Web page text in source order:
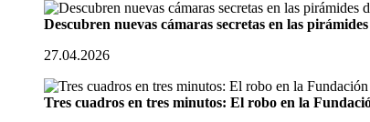
Descubren nuevas cámaras secretas en las
27.04.2026
Tres cuadros en tres minutos: El robo en la